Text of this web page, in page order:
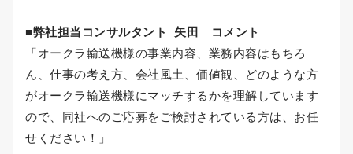
■弊社担当コンサルタント 矢田 コメント
「オークラ輸送機様の事業内容、業務内容はもちろ
ん、仕事の考え方、会社風土、価値観、どのような方
がオークラ輸送機様にマッチするかを理解しています
ので、同社へのご応募をご検討されている方は、お任
せください！」